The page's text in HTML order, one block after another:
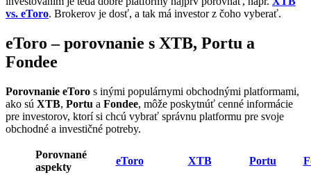
vs. eToro. Brokerov je dosť, a tak má investor z čoho vyberať.
eToro – porovnanie s XTB, Portu a
Fondee
Porovnanie eToro s inými populárnymi obchodnými platformami,
ako sú XTB, Portu a Fondee, môže poskytnúť cenné informácie
pre investorov, ktorí si chcú vybrať správnu platformu pre svoje
obchodné a investičné potreby.
Porovnané
aspekty
eToro XTB Portu